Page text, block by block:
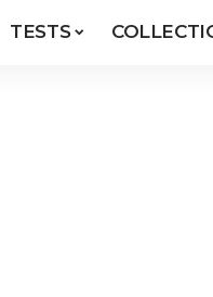
TESTS